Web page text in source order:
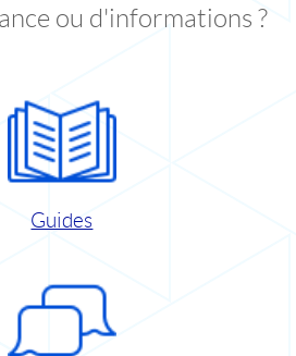
ou d'informations ?
Guides